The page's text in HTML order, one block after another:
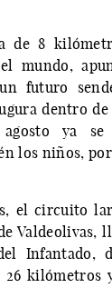
de 8
mundo,
futuro
dentro de
ya se
los niños,
el circuito
Valdeolivas,
Infantado,
26 kilómetros